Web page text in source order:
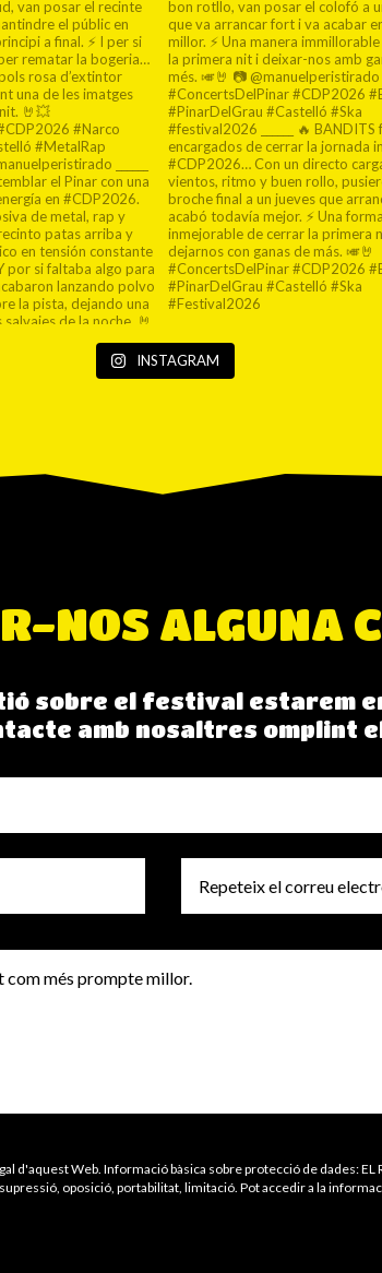
INSTAGRAM
NOS ALGUNA
sobre el festival estarem
amb nosaltres omplint
d'aquest Web. Informació bàsica sobre protecció de dades: EL
oposició, portabilitat, limitació. Pot accedir a la